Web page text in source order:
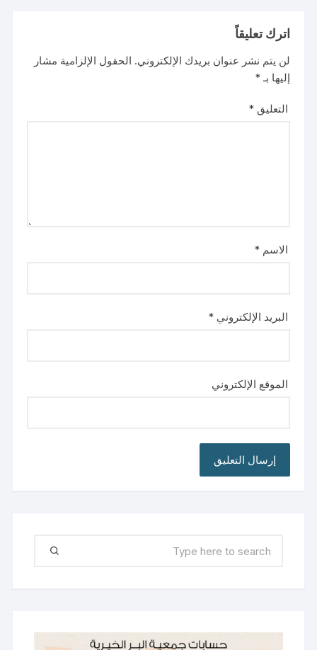
اترك تعليقاً
لن يتم نشر عنوان بريدك الإلكتروني. الحقول الإلزامية مشار
إليها بـ*
التعليق*
الاسم*
البريد الإلكتروني*
الموقع الإلكتروني